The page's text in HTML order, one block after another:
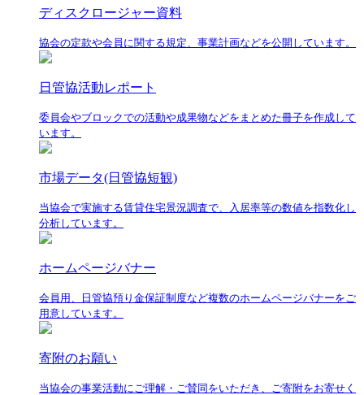
ディスクロージャー資料
協会の定款や会員に関する規定、事業計画などを公開しています。
日管協活動レポート
委員会やブロックでの活動や成果物などをまとめた冊子を作成して
います。
市場データ(日管協短観)
当協会で実施する賃貸住宅景況調査で、入居率等の数値を指数化し
分析しています。
ホームページバナー
会員用、日管協預り金保証制度など複数のホームページバナーをご
用意しています。
寄附のお願い
当協会の事業活動にご理解・ご賛同をいただき、ご寄附をお寄せく